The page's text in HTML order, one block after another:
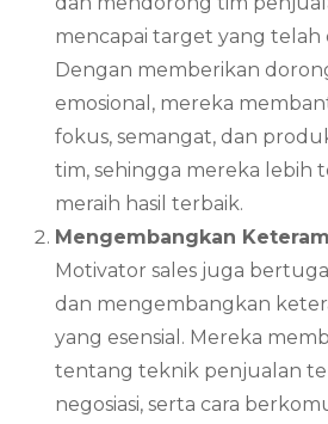
mencapai target yang telah
Dengan memberikan
emosional, mereka
fokus, semangat, dan
tim, sehingga mereka lebih
meraih hasil terbaik.
Mengembangkan
Motivator sales juga
dan mengembangkan
yang esensial. Mereka
tentang teknik penjualan
negosiasi, serta cara